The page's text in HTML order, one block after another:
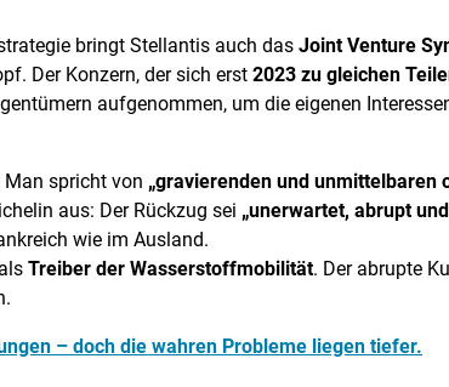
bringt Stellantis auch das Joint Venture
Der Konzern, der sich erst 2023 zu gleichen
aufgenommen, um die eigenen
Man spricht von „gravierenden und unmittelbaren
aus: Der Rückzug sei „unerwartet, abrupt
wie im Ausland.
Treiber der Wasserstoffmobilität. Der abrupte
– doch die wahren Probleme liegen tiefer.